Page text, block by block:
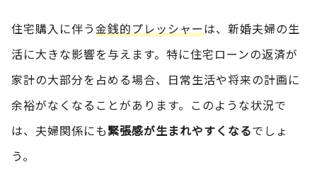
住宅購入に伴う金銭的プレッシャーは、新婚夫婦の生
活に大きな影響を与えます。特に住宅ローンの返済が
家計の大部分を占める場合、日常生活や将来の計画に
余裕がなくなることがあります。このような状況で
は、夫婦関係にも緊張感が生まれやすくなるでしょ
う。